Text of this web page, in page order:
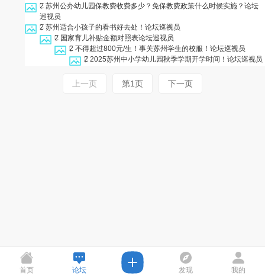
2 苏州公办幼儿园保教费收费多少？免保教费政策什么时候实施？ 论坛
巡视员
2 苏州适合小孩子的看书好去处！ 论坛巡视员
2 国家育儿补贴金额对照表论坛巡视员
2 不得超过800元/生！事关苏州学生的校服！ 论坛巡视员
2 2025苏州中小学幼儿园秋季学期开学时间！ 论坛巡视员
上一页 第1页 下一页
首页 论坛 发现 我的